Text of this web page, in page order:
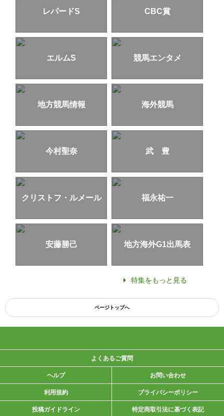
レパードS CBC賞
エルムS 競馬エンタメ
地方競馬情報 海外競馬
今村聖奈 武 豊
クリストフ・ルメール 福永祐一
安藤勝己 地方海外G1出馬表
特集をもっと見る
ページトップへ
よくあるご質問
ヘルプ お問い合わせ
利用規約 プライバシーポリシー
投稿ガイドライン 特定商取引法に基づく表記